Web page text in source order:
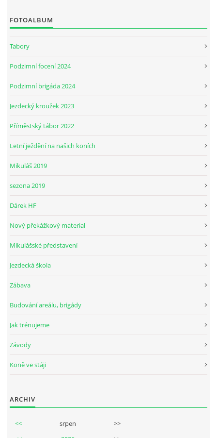
JARNÍ BRIGÁDA SE ODKLÁDÁ.
PODZIMNÍ BRIGÁDA 9.11.2024
VELKÝ PÁTEK-18.4 KROUŽEK BUDE NORMÁLNĚ PROBÍHAT
PRAZDNINOVÝ KROUŽEK
FOTOALBUM
Tabory
Podzimní focení 2024
Podzimní brigáda 2024
Jezdecký kroužek 2023
Příměstský tábor 2022
Letní ježdění na našich koních
Mikuláš 2019
sezona 2019
Dárek HF
Nový překážkový material
Mikulášské představení
Jezdecká škola
Zábava
Budování areálu, brigády
Jak trénujeme
Závody
Koně ve stáji
ARCHIV
<< srpen
>>